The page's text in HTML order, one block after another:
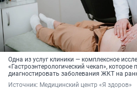
Одна из услуг клиники — комплексное
«Гастроэнтерологический чекап», которое
диагностировать заболевания ЖКТ на
Источник: Медицинский центр «Я здоров»